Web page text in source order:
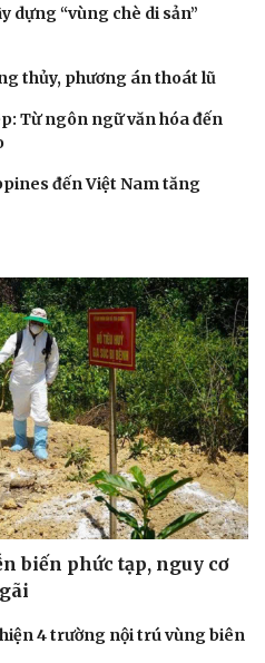
dựng “vùng chè di sản”
thủy, phương án thoát lũ
Từ ngôn ngữ văn hóa đến
đến Việt Nam tăng
biến phức tạp, nguy cơ
4 trường nội trú vùng biên